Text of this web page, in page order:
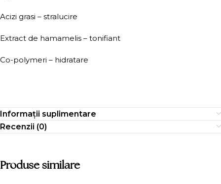
Acizi grasi – stralucire
Extract de hamamelis – tonifiant
Co-polymeri – hidratare
Informații suplimentare
Recenzii (0)
Produse similare